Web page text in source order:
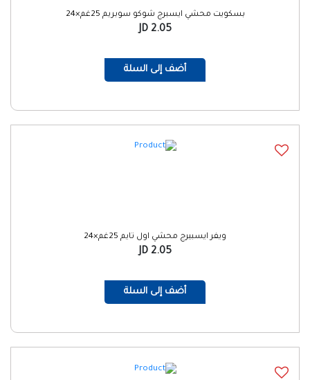
بسكويت محشي ايسبرج شوكو سوبريم 25غم×24
2.05 JD
أضف إلى السلة
ويفر ايسبيرج محشي اول تايم 25غم×24
2.05 JD
أضف إلى السلة